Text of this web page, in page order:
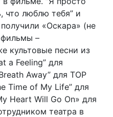
что люблю тебя” и
«Оскара» (не
фильмы –
культовые песни из
a Feeling” для
Away” для TOP
Time of My Life” для
Heart Will Go On» для
театра в